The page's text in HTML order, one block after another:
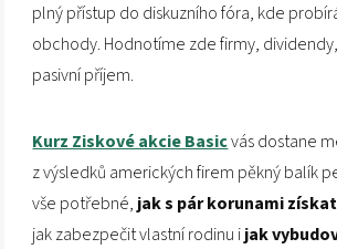
plný přístup do diskuzního fóra, kde
obchody. Hodnotíme zde firmy,
pasivní příjem.
Kurz Ziskové akcie Basicvás dostane
z výsledků amerických firem pěkný balík
vše potřebné, jak s pár korunami
jak zabezpečit vlastní rodinu ijak